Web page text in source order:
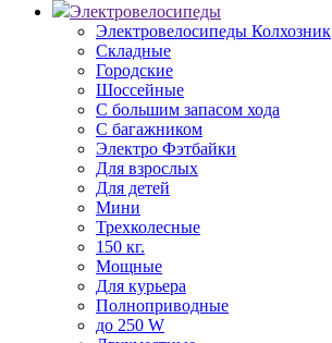
Электровелосипеды
Электровелосипеды Колхозник
Складные
Городские
Шоссейные
С большим запасом хода
С багажником
Электро Фэтбайки
Для взрослых
Для детей
Мини
Трехколесные
150 кг.
Мощные
Для курьера
Полноприводные
до 250 W